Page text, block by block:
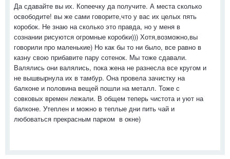
Да сдавайте вы их. Копеечку да получите. А места сколько
освободите! вы же сами говорите,что у вас их целых пять
коробок. Не знаю на сколько это правда, но у меня в
сознании рисуются огромные коробки))) Хотя,возможно,вы
говорили про маленькие) Но как бы то ни было, все равно в
казну свою прибавите пару сотенок. Мы тоже сдавали.
Валялись они валялись, пока жена не разнесла все кругом и
не вышвырнула их в тамбур. Она провела зачистку на
балконе и половина вещей пошли на металл. Тоже с
совковых времен лежали. В общем теперь чистота и уют на
балконе. Утеплен и можно в теплые дни пить чай и
любоваться прекрасным парком в окне)